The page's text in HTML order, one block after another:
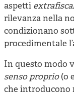
aspetti
rilevanza nella
condizionano
procedimentale
In questo modo
senso proprio(o
che introducono